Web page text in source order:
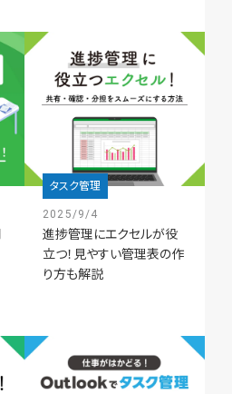
タスク管理
2025/9/4
進捗管理にエクセルが役
立つ！見やすい管理表の作
り方も解説